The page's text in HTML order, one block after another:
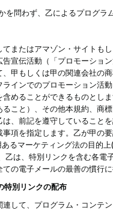
を問わず、乙によるプログ
またはアマゾン・サイトも
宣伝活動（「プロモーショ
甲もしくは甲の関連会社の
インでのプロモーション活
めることができるものとし
こと）、その他本規約、商
、前記を遵守していること
項を指定します。乙が甲の
るマーケティング法の目的
乙は、特別リンクを含む各
の電子メールの最善の慣行
特別リンクの配布
して、プログラム・コンテ